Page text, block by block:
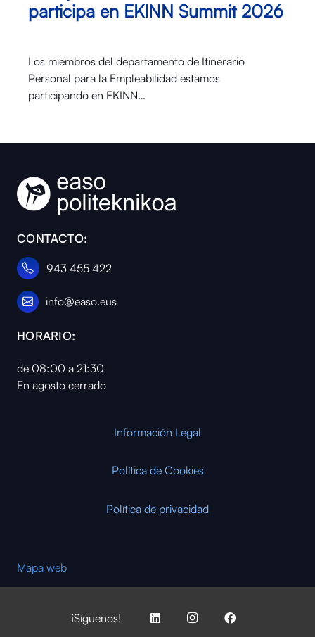
participa en EKINN Summit 2026
Los miembros del departamento de Itinerario
Personal para la Empleabilidad estamos
participando en EKINN…
CONTACTO:
943 455 422
info@easo.eus
HORARIO:
de 08:00 a 21:30
En agosto cerrado
Información Legal
Política de Cookies
Política de privacidad
Mapa web
¡Síguenos!